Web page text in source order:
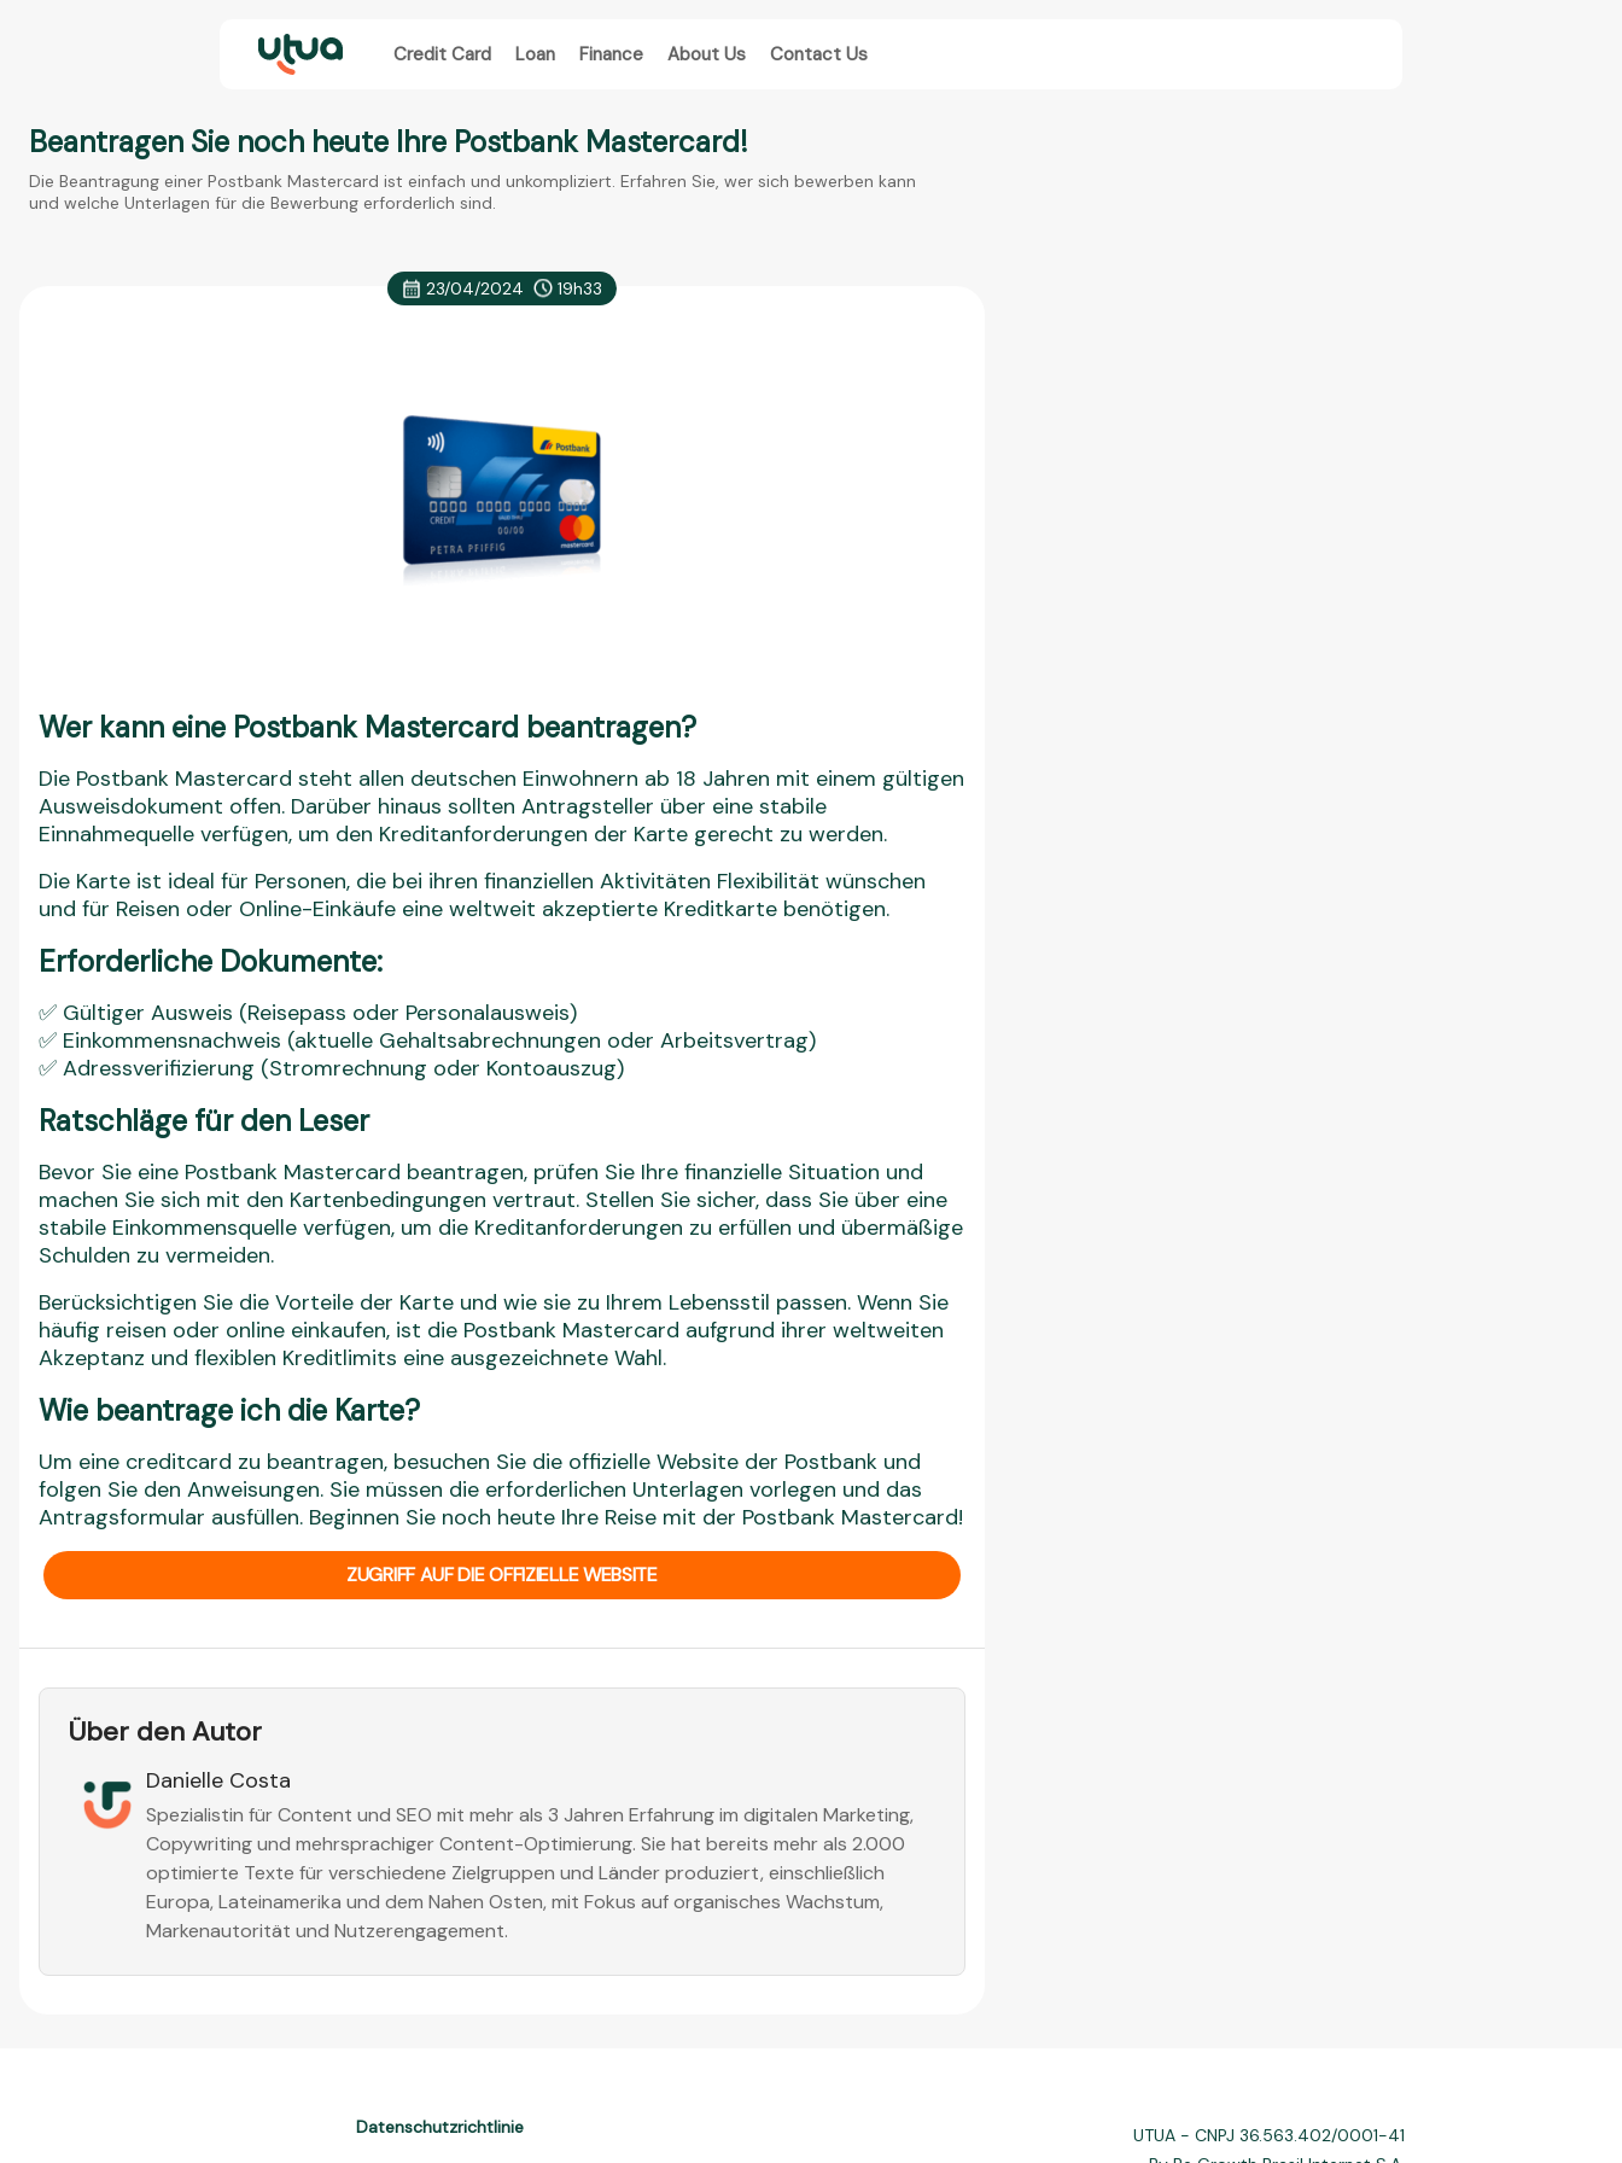
Credit Card Loan Finance About Us Contact Us
Beantragen Sie noch heute Ihre Postbank Mastercard!
Die Beantragung einer Postbank Mastercard ist einfach und unkompliziert. Erfahren Sie, wer sich bewerben kann
und welche Unterlagen für die Bewerbung erforderlich sind.
23/04/2024 19h33
Wer kann eine Postbank Mastercard beantragen?
Die Postbank Mastercard steht allen deutschen Einwohnern ab 18 Jahren mit einem gültigen
Ausweisdokument offen. Darüber hinaus sollten Antragsteller über eine stabile
Einnahmequelle verfügen, um den Kreditanforderungen der Karte gerecht zu werden.
Die Karte ist ideal für Personen, die bei ihren finanziellen Aktivitäten Flexibilität wünschen
und für Reisen oder Online-Einkäufe eine weltweit akzeptierte Kreditkarte benötigen.
Erforderliche Dokumente:
✅ Gültiger Ausweis (Reisepass oder Personalausweis)
✅ Einkommensnachweis (aktuelle Gehaltsabrechnungen oder Arbeitsvertrag)
✅ Adressverifizierung (Stromrechnung oder Kontoauszug)
Ratschläge für den Leser
Bevor Sie eine Postbank Mastercard beantragen, prüfen Sie Ihre finanzielle Situation und
machen Sie sich mit den Kartenbedingungen vertraut. Stellen Sie sicher, dass Sie über eine
stabile Einkommensquelle verfügen, um die Kreditanforderungen zu erfüllen und übermäßige
Schulden zu vermeiden.
Berücksichtigen Sie die Vorteile der Karte und wie sie zu Ihrem Lebensstil passen. Wenn Sie
häufig reisen oder online einkaufen, ist die Postbank Mastercard aufgrund ihrer weltweiten
Akzeptanz und flexiblen Kreditlimits eine ausgezeichnete Wahl.
Wie beantrage ich die Karte?
Um eine creditcard zu beantragen, besuchen Sie die offizielle Website der Postbank und
folgen Sie den Anweisungen. Sie müssen die erforderlichen Unterlagen vorlegen und das
Antragsformular ausfüllen. Beginnen Sie noch heute Ihre Reise mit der Postbank Mastercard!
ZUGRIFF AUF DIE OFFIZIELLE WEBSITE
Über den Autor
Danielle Costa
Spezialistin für Content und SEO mit mehr als 3 Jahren Erfahrung im digitalen Marketing,
Copywriting und mehrsprachiger Content-Optimierung. Sie hat bereits mehr als 2.000
optimierte Texte für verschiedene Zielgruppen und Länder produziert, einschließlich
Europa, Lateinamerika und dem Nahen Osten, mit Fokus auf organisches Wachstum,
Markenautorität und Nutzerengagement.
Datenschutzrichtlinie
UTUA - CNPJ 36.563.402/0001-41